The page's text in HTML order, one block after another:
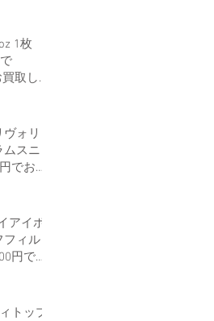
1枚
取しま
ォリ
ムスニ
でお買
アイポ
フィル
円でお
トップ